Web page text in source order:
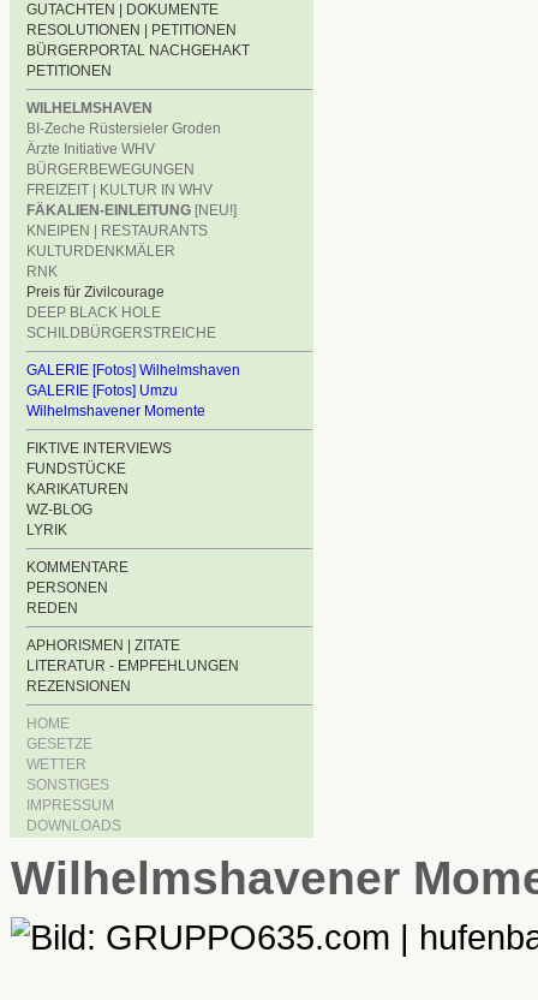
GUTACHTEN | DOKUMENTE
RESOLUTIONEN | PETITIONEN
BÜRGERPORTAL NACHGEHAKT
PETITIONEN
WILHELMSHAVEN
BI-Zeche Rüstersieler Groden
Ärzte Initiative WHV
BÜRGERBEWEGUNGEN
FREIZEIT | KULTUR IN WHV
FÄKALIEN-EINLEITUNG [NEU!]
KNEIPEN | RESTAURANTS
KULTURDENKMÄLER
RNK
Preis für Zivilcourage
DEEP BLACK HOLE
SCHILDBÜRGERSTREICHE
GALERIE [Fotos] Wilhelmshaven
GALERIE [Fotos] Umzu
Wilhelmshavener Momente
FIKTIVE INTERVIEWS
FUNDSTÜCKE
KARIKATUREN
WZ-BLOG
LYRIK
KOMMENTARE
PERSONEN
REDEN
APHORISMEN | ZITATE
LITERATUR - EMPFEHLUNGEN
REZENSIONEN
HOME
GESETZE
WETTER
SONSTIGES
IMPRESSUM
DOWNLOADS
Wilhelmshavener